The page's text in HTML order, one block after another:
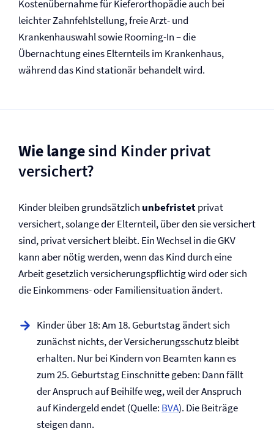
Kostenübernahme für Kieferorthopädie auch bei
leichter Zahnfehlstellung, freie Arzt- und
Krankenhauswahl sowie Rooming-In – die
Übernachtung eines Elternteils im Krankenhaus,
während das Kind stationär behandelt wird.
Wie langesind Kinder privat
versichert?
Kinder bleiben grundsätzlich unbefristetprivat
versichert, solange der Elternteil, über den sie versichert
sind, privat versichert bleibt. Ein Wechsel in die GKV
kann aber nötig werden, wenn das Kind durch eine
Arbeit gesetzlich ­versicherungspflichtig wird oder sich
die Einkommens- oder Familiensituation ändert.
Kinder über 18: Am 18. Geburtstag ändert sich
zunächst nichts, der Versicherungsschutz bleibt
erhalten. Nur bei Kindern von Beamten kann es
zum 25. Geburtstag Einschnitte geben: Dann fällt
der Anspruch auf Beihilfe weg, weil der Anspruch
auf Kindergeld endet (Quelle: BVA). Die Beiträge
steigen dann.